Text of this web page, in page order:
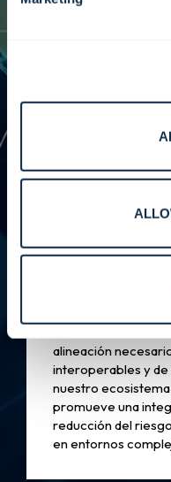
con
y mantener
anclado en
estructurada para
plazo para
Actuación.
alineación
interoperables y
nuestro
promueve una
reducción del
en entornos